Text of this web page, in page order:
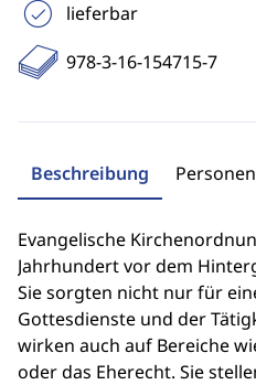
lieferbar
978-3-16-154715-7
Beschreibung Personen
Evangelische
Jahrhundert vor dem
Sie sorgten nicht nur für
Gottesdienste und der
wirken auch auf Bereiche
oder das Eherecht. Sie